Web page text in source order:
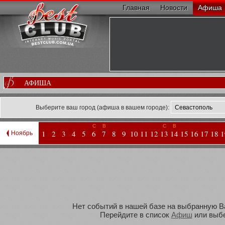
Главная Новости Афиша
АФИША
Выберите ваш город (афиша в вашем городе):
Ноябрь 1 2 3 4 5
С
6
В
7 8 9 10 11 12
С
13
В
14 15 16 17 18
Нет событий в нашей базе на выбранную
Перейдите в список Афиш или